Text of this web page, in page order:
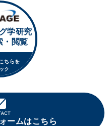
学研究
・閲覧
ちらを
ク
ームはこちら